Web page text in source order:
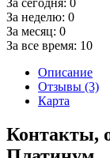
За неделю: 0
За месяц: 0
За все время: 10
Описание
Отзывы (3)
Карта
Контакты,